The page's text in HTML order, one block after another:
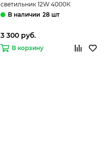
светильник 12W 4000К
ST456.446.12 чёрный Band ST-
28 шт
3 300 руб.
В корзину